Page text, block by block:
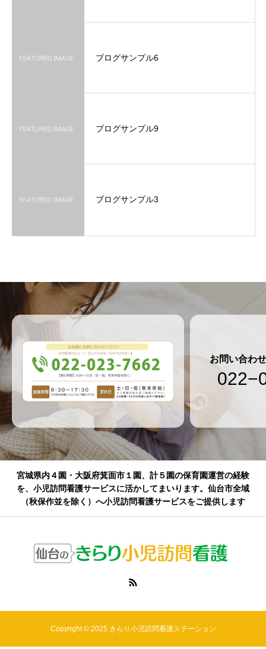
ブログサンプル6
ブログサンプル9
ブログサンプル3
お問い合わ
宮城県内４園・大阪府箕面市１園、計５園の保育園運営の経験
を、小児訪問看護サービスに活かしてまいります。仙台市全域
（秋保作並を除く）へ小児訪問看護サービスをご提供します
Copyright © 2025 きらり小児訪問看護ステーション